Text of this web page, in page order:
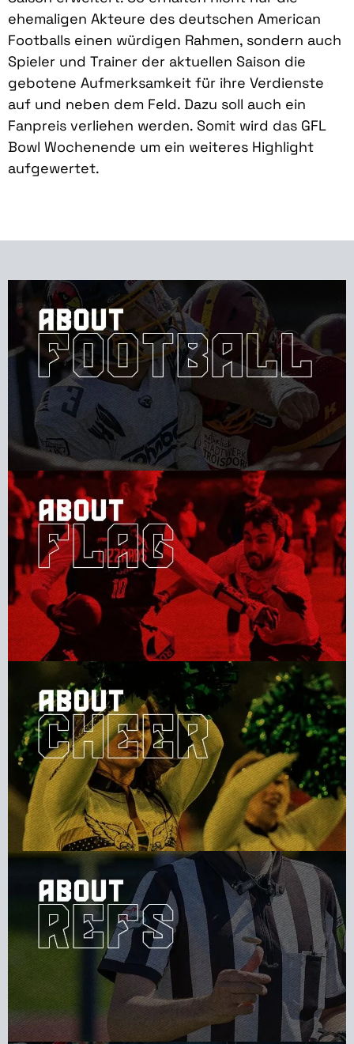
ehemaligen Akteure des deutschen American
Footballs einen würdigen Rahmen, sondern auch
Spieler und Trainer der aktuellen Saison die
gebotene Aufmerksamkeit für ihre Verdienste
auf und neben dem Feld. Dazu soll auch ein
Fanpreis verliehen werden. Somit wird das GFL
Bowl Wochenende um ein weiteres Highlight
aufgewertet.